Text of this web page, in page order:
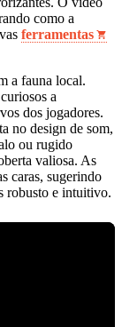
como a
ferramentas
a fauna local.
a
dos jogadores.
no design de som,
ou rugido
valiosa. As
caras, sugerindo
robusto e intuitivo.